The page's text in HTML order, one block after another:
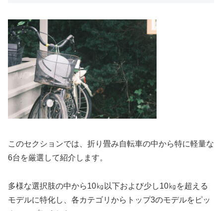
このセクションでは、折り畳み自転車の中から特に軽量な
6台を厳選して紹介します。
多様な選択肢の中から10㎏以下および少し10㎏を超える
モデルに特化し、各カテゴリからトップ3のモデルをピッ